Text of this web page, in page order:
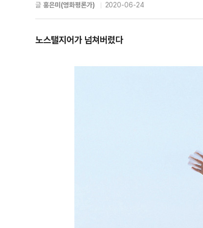
글 홍은미(영화평론가) 2020-06-24
노스탤지어가 넘쳐버렸다